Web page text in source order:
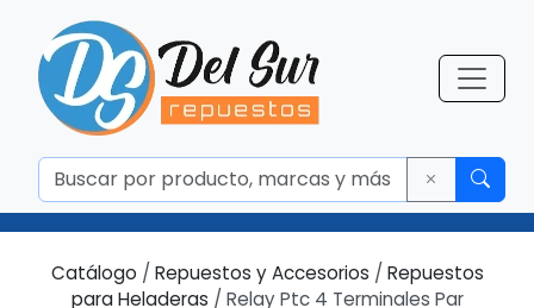
Catálogo / Repuestos y Accesorios / Repuestos
para Heladeras / Relay Ptc 4 Terminales Par